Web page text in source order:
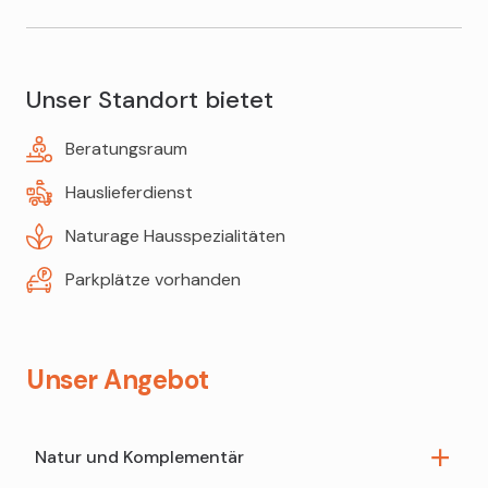
Schminken für Anlässe
Kopf- und Venenkissen
Krücken
Milchpumpen
Teppichreiniger
Unser Standort bietet
Beratungsraum
Hauslieferdienst
Naturage Hausspezialitäten
Parkplätze vorhanden
Unser Angebot
Natur und Komplementär